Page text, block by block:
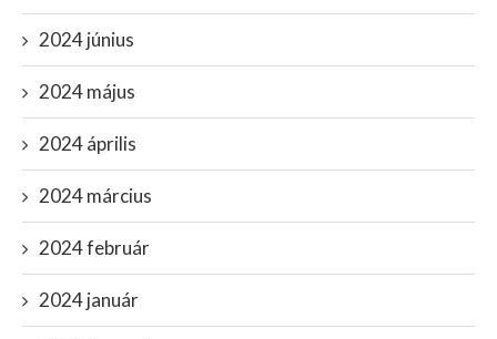
2024 június
2024 május
2024 április
2024 március
2024 február
2024 január